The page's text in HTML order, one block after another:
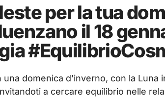
per la tua
il 18
una domenica d’inverno, con la Luna
a cercare equilibrio nelle